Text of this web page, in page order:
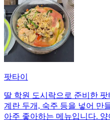
팟타이
딸 학원 도시락으로 준비한
계란 두개, 숙주 등을 넣어 만
아주 좋아하는 메뉴입니다.